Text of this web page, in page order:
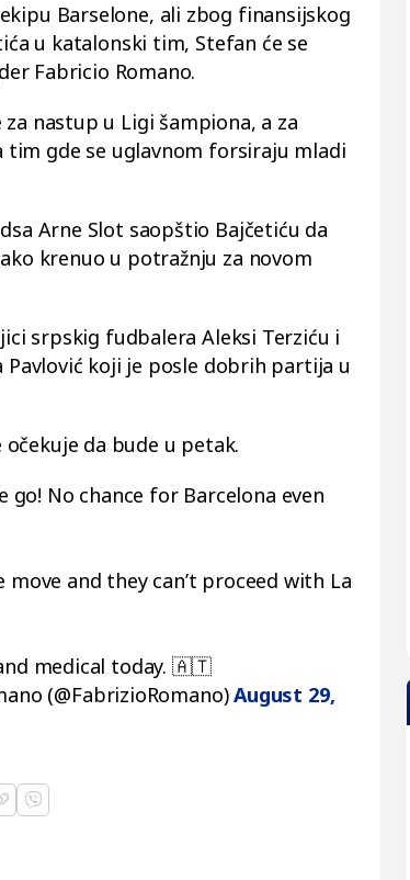
Barselone, ali zbog finansijskog
u katalonski tim, Stefan će se
Fabricio Romano.
nastup u Ligi šampiona, a za
tim gde se uglavnom forsiraju mladi
Arne Slot saopštio Bajčetiću da
krenuo u potražnju za novom
srpskig fudbalera Aleksi Terziću i
koji je posle dobrih partija u
da bude u petak.
go! No chance for Barcelona even
and they can’t proceed with La
medical today. 🇦🇹
(@FabrizioRomano)August 29,